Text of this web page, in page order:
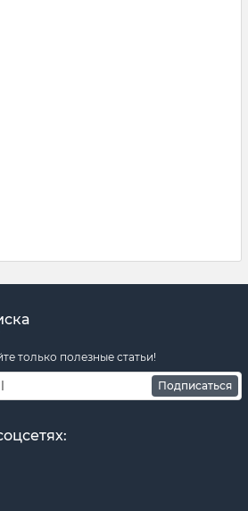
только полезные статьи!
Подписаться